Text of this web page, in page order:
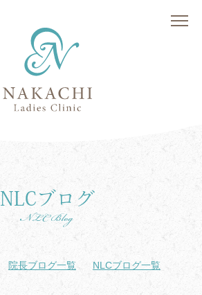
NLCブログ
NLC Blog
院長ブログ一覧 NLCブログ一覧